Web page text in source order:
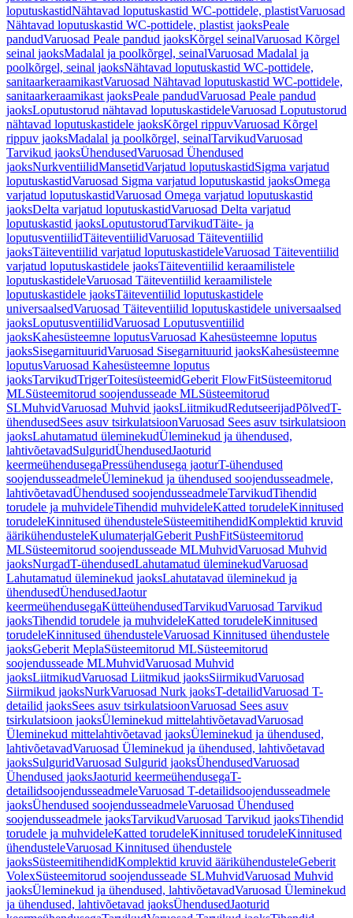
loputuskastidNähtavad loputuskastid WC-pottidele, plastistVaruosad
Nähtavad loputuskastid WC-pottidele, plastist jaoksPeale
pandudVaruosad Peale pandud jaoksKõrgel seinalVaruosad Kõrgel
seinal jaoksMadalal ja poolkõrgel, seinalVaruosad Madalal ja
poolkõrgel, seinal jaoksNähtavad loputuskastid WC-pottidele,
sanitaarkeraamikastVaruosad Nähtavad loputuskastid WC-pottidele,
sanitaarkeraamikast jaoksPeale pandudVaruosad Peale pandud
jaoksLoputustorud nähtavad loputuskastideleVaruosad Loputustorud
nähtavad loputuskastidele jaoksKõrgel rippuvVaruosad Kõrgel
rippuv jaoksMadalal ja poolkõrgel, seinalTarvikudVaruosad
Tarvikud jaoksÜhendusedVaruosad Ühendused
jaoksNurkventiilidMansetidVarjatud loputuskastidSigma varjatud
loputuskastidVaruosad Sigma varjatud loputuskastid jaoksOmega
varjatud loputuskastidVaruosad Omega varjatud loputuskastid
jaoksDelta varjatud loputuskastidVaruosad Delta varjatud
loputuskastid jaoksLoputustorudTarvikudTäite- ja
loputusventiilidTäiteventiilidVaruosad Täiteventiilid
jaoksTäiteventiilid varjatud loputuskastideleVaruosad Täiteventiilid
varjatud loputuskastidele jaoksTäiteventiilid keraamilistele
loputuskastideleVaruosad Täiteventiilid keraamilistele
loputuskastidele jaoksTäiteventiilid loputuskastidele
universaalsedVaruosad Täiteventiilid loputuskastidele universaalsed
jaoksLoputusventiilidVaruosad Loputusventiilid
jaoksKahesüsteemne loputusVaruosad Kahesüsteemne loputus
jaoksSisegarnituuridVaruosad Sisegarnituurid jaoksKahesüsteemne
loputusVaruosad Kahesüsteemne loputus
jaoksTarvikudTrigerToitesüsteemidGeberit FlowFitSüsteemitorud
MLSüsteemitorud soojendusseade MLSüsteemitorud
SLMuhvidVaruosad Muhvid jaoksLiitmikudRedutseerijadPõlvedT-
ühendusedSees asuv tsirkulatsioonVaruosad Sees asuv tsirkulatsioon
jaoksLahutamatud üleminekudÜleminekud ja ühendused,
lahtivõetavadSulguridÜhendusedJaoturid
keermeühendusegaPressühendusega jaoturT-ühendused
soojendusseadmeleÜleminekud ja ühendused soojendusseadmele,
lahtivõetavadÜhendused soojendusseadmeleTarvikudTihendid
torudele ja muhvideleTihendid muhvideleKatted torudeleKinnitused
torudeleKinnitused ühendusteleSüsteemitihendidKomplektid kruvid
äärikühendusteleKulumaterjalGeberit PushFitSüsteemitorud
MLSüsteemitorud soojendusseade MLMuhvidVaruosad Muhvid
jaoksNurgadT-ühendusedLahutamatud üleminekudVaruosad
Lahutamatud üleminekud jaoksLahutatavad üleminekud ja
ühendusedÜhendusedJaotur
keermeühendusegaKütteühendusedTarvikudVaruosad Tarvikud
jaoksTihendid torudele ja muhvideleKatted torudeleKinnitused
torudeleKinnitused ühendusteleVaruosad Kinnitused ühendustele
jaoksGeberit MeplaSüsteemitorud MLSüsteemitorud
soojendusseade MLMuhvidVaruosad Muhvid
jaoksLiitmikudVaruosad Liitmikud jaoksSiirmikudVaruosad
Siirmikud jaoksNurkVaruosad Nurk jaoksT-detailidVaruosad T-
detailid jaoksSees asuv tsirkulatsioonVaruosad Sees asuv
tsirkulatsioon jaoksÜleminekud mittelahtivõetavadVaruosad
Üleminekud mittelahtivõetavad jaoksÜleminekud ja ühendused,
lahtivõetavadVaruosad Üleminekud ja ühendused, lahtivõetavad
jaoksSulguridVaruosad Sulgurid jaoksÜhendusedVaruosad
Ühendused jaoksJaoturid keermeühendusegaT-
detailidsoojendusseadmeleVaruosad T-detailidsoojendusseadmele
jaoksÜhendused soojendusseadmeleVaruosad Ühendused
soojendusseadmele jaoksTarvikudVaruosad Tarvikud jaoksTihendid
torudele ja muhvideleKatted torudeleKinnitused torudeleKinnitused
ühendusteleVaruosad Kinnitused ühendustele
jaoksSüsteemitihendidKomplektid kruvid äärikühendusteleGeberit
VolexSüsteemitorud soojendusseade SLMuhvidVaruosad Muhvid
jaoksÜleminekud ja ühendused, lahtivõetavadVaruosad Üleminekud
ja ühendused, lahtivõetavad jaoksÜhendusedJaoturid